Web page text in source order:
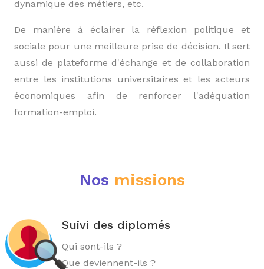
dynamique des métiers, etc.
De manière à éclairer la réflexion politique et
sociale pour une meilleure prise de décision. Il sert
aussi de plateforme d'échange et de collaboration
entre les institutions universitaires et les acteurs
économiques afin de renforcer l'adéquation
formation-emploi.
Nos missions
Suivi des diplomés
Qui sont-ils ?
Que deviennent-ils ?